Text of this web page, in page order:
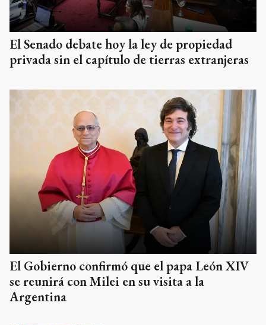
El Senado debate hoy la ley de propiedad
privada sin el capítulo de tierras extranjeras
El Gobierno confirmó que el papa León XIV
se reunirá con Milei en su visita a la
Argentina